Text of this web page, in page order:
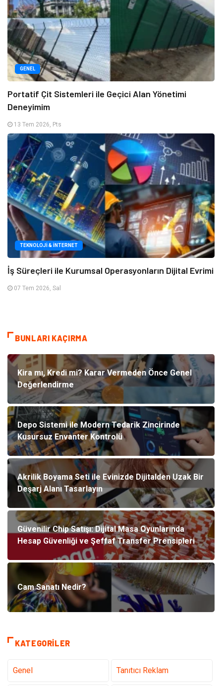
GENEL
Portatif Çit Sistemleri ile Geçici Alan Yönetimi
Deneyimim
13 Tem 2026, Pts
TEKNOLOJI & İNTERNET
İş Süreçleri ile Kurumsal Operasyonların Dijital Evrimi
07 Tem 2026, Sal
BUNLARI KAÇIRMA
Kira mı, Kredi mi? Karar Vermeden Önce Genel
Değerlendirme
Depo Sistemi ile Modern Tedarik Zincirinde
Kusursuz Envanter Kontrolü
Akrilik Boyama Seti ile Evinizde Dijitalden Uzak Bir
Deşarj Alanı Tasarlayın
Güvenilir Chip Satışı: Dijital Masa Oyunlarında
Hesap Güvenliği ve Şeffaf Transfer Prensipleri
Cam Sanatı Nedir?
KATEGORILER
Genel Tanıtıcı Reklam